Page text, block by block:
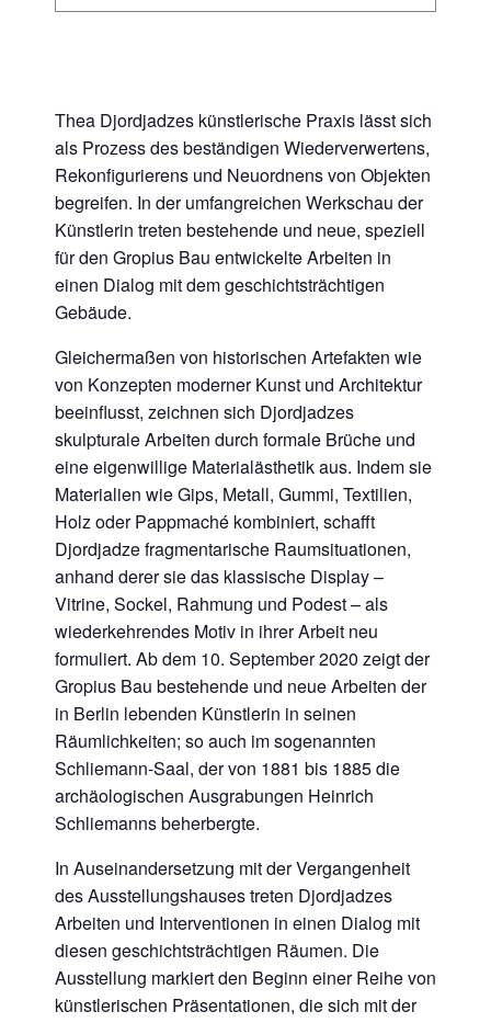
Thea Djordjadzes künstlerische Praxis lässt sich
als Prozess des beständigen Wiederverwertens,
Rekonfigurierens und Neuordnens von Objekten
begreifen. In der umfangreichen Werkschau der
Künstlerin treten bestehende und neue, speziell
für den Gropius Bau entwickelte Arbeiten in
einen Dialog mit dem geschichtsträchtigen
Gebäude.
Gleichermaßen von historischen Artefakten wie
von Konzepten moderner Kunst und Architektur
beeinflusst, zeichnen sich Djordjadzes
skulpturale Arbeiten durch formale Brüche und
eine eigenwillige Materialästhetik aus. Indem sie
Materialien wie Gips, Metall, Gummi, Textilien,
Holz oder Pappmaché kombiniert, schafft
Djordjadze fragmentarische Raumsituationen,
anhand derer sie das klassische Display –
Vitrine, Sockel, Rahmung und Podest – als
wiederkehrendes Motiv in ihrer Arbeit neu
formuliert. Ab dem 10. September 2020 zeigt der
Gropius Bau bestehende und neue Arbeiten der
in Berlin lebenden Künstlerin in seinen
Räumlichkeiten; so auch im sogenannten
Schliemann-Saal, der von 1881 bis 1885 die
archäologischen Ausgrabungen Heinrich
Schliemanns beherbergte.
In Auseinandersetzung mit der Vergangenheit
des Ausstellungshauses treten Djordjadzes
Arbeiten und Interventionen in einen Dialog mit
diesen geschichtsträchtigen Räumen. Die
Ausstellung markiert den Beginn einer Reihe von
künstlerischen Präsentationen, die sich mit der